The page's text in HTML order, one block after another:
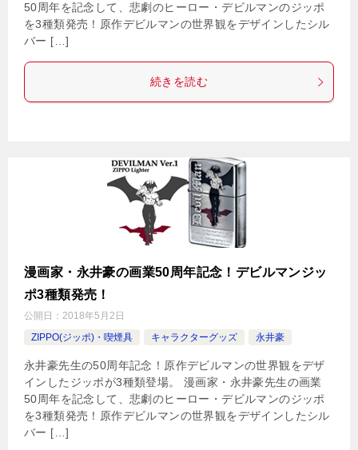
50周年を記念して、悲劇のヒーロー・デビルマンのジッポ
を3種類発売！原作デビルマンの世界観をデザインしたシル
バー […]
続きを読む
漫画家・永井豪の画業50周年記念！デビルマンジッ
ポ3種類発売！
公開日： 2018年5月2日
ZIPPO(ジッポ)・喫煙具
キャラクターグッズ 永井豪
永井豪先生の50周年記念！原作デビルマンの世界観をデザ
インしたジッポが3種類登場。 漫画家・永井豪先生の画業
50周年を記念して、悲劇のヒーロー・デビルマンのジッポ
を3種類発売！原作デビルマンの世界観をデザインしたシル
バー […]